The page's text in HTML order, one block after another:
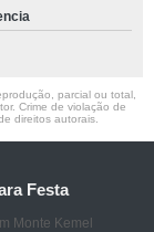
parcial ou total,
Crime de violação de
direitos autorais
Festa
Monte Kemel